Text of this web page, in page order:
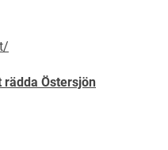
rädda Östersjön